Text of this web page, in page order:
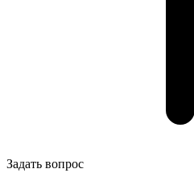
Задать вопрос